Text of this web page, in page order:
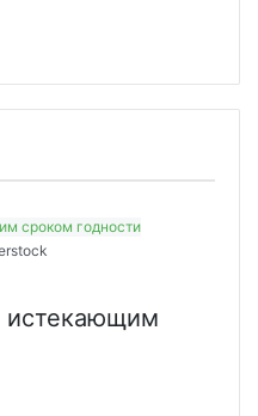
истекающим